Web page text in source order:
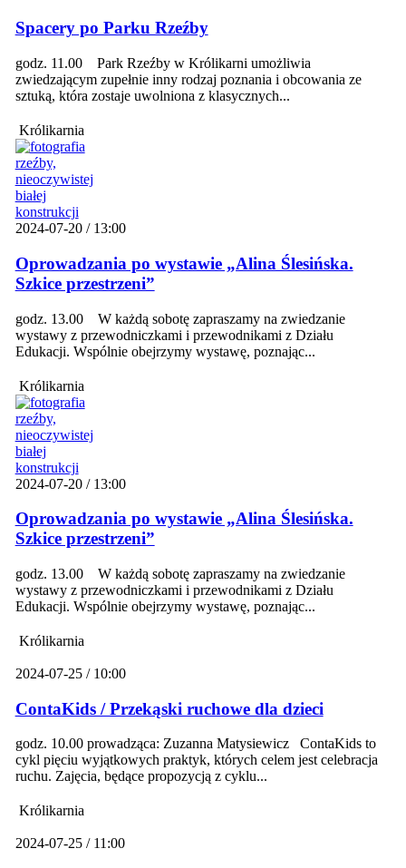
Spacery po Parku Rzeźby
godz. 11.00 Park Rzeźby w Królikarni umożliwia
zwiedzającym zupełnie inny rodzaj poznania i obcowania ze
sztuką, która zostaje uwolniona z klasycznych...
Królikarnia
2024-07-20 / 13:00
Oprowadzania po wystawie „Alina Ślesińska.
Szkice przestrzeni”
godz. 13.00 W każdą sobotę zapraszamy na zwiedzanie
wystawy z przewodniczkami i przewodnikami z Działu
Edukacji. Wspólnie obejrzymy wystawę, poznając...
Królikarnia
2024-07-20 / 13:00
Oprowadzania po wystawie „Alina Ślesińska.
Szkice przestrzeni”
godz. 13.00 W każdą sobotę zapraszamy na zwiedzanie
wystawy z przewodniczkami i przewodnikami z Działu
Edukacji. Wspólnie obejrzymy wystawę, poznając...
Królikarnia
2024-07-25 / 10:00
ContaKids / Przekąski ruchowe dla dzieci
godz. 10.00 prowadząca: Zuzanna Matysiewicz ContaKids to
cykl pięciu wyjątkowych praktyk, których celem jest celebracja
ruchu. Zajęcia, będące propozycją z cyklu...
Królikarnia
2024-07-25 / 11:00